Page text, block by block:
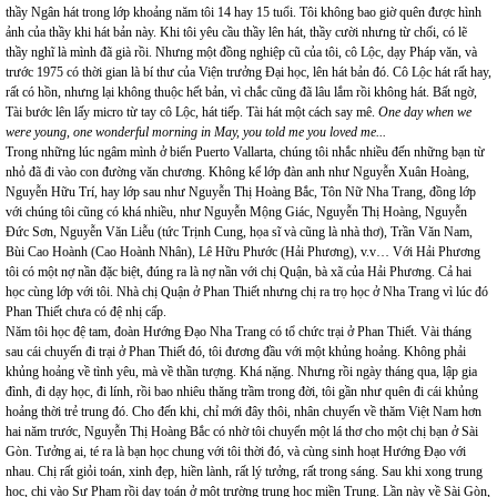
thầy Ngân hát trong lớp khoảng năm tôi 14 hay 15 tuổi. Tôi không bao giờ quên được hình
ảnh của thầy khi hát bản này. Khi tôi yêu cầu thầy lên hát, thầy cười nhưng từ chối, có lẽ
thầy nghĩ là mình đã già rồi. Nhưng một đồng nghiệp cũ của tôi, cô Lộc, dạy Pháp văn, và
trước 1975 có thời gian là bí thư của Viện trưởng Đại học, lên hát bản đó. Cô Lộc hát rất hay,
rất có hồn, nhưng lại không thuộc hết bản, vì chắc cũng đã lâu lắm rồi không hát. Bất ngờ,
Tài bước lên lấy micro từ tay cô Lộc, hát tiếp. Tài hát một cách say mê. One day when we
were young, one wonderful morning in May, you told me you loved me...
Trong những lúc ngâm mình ở biển Puerto Vallarta, chúng tôi nhắc nhiều đến những bạn từ
nhỏ đã đi vào con đường văn chương. Không kể lớp đàn anh như Nguyễn Xuân Hoàng,
Nguyễn Hữu Trí, hay lớp sau như Nguyễn Thị Hoàng Bắc, Tôn Nữ Nha Trang, đồng lớp
với chúng tôi cũng có khá nhiều, như Nguyễn Mộng Giác, Nguyễn Thị Hoàng, Nguyễn
Đức Sơn, Nguyễn Văn Liễu (tức Trịnh Cung, họa sĩ và cũng là nhà thơ), Trần Văn Nam,
Bùi Cao Hoành (Cao Hoành Nhân), Lê Hữu Phước (Hải Phương), v.v… Với Hải Phương
tôi có một nợ nần đặc biệt, đúng ra là nợ nần với chị Quận, bà xã của Hải Phương. Cả hai
học cùng lớp với tôi. Nhà chị Quận ở Phan Thiết nhưng chị ra trọ học ở Nha Trang vì lúc đó
Phan Thiết chưa có đệ nhị cấp.
Năm tôi học đệ tam, đoàn Hướng Đạo Nha Trang có tổ chức trại ở Phan Thiết. Vài tháng
sau cái chuyến đi trại ở Phan Thiết đó, tôi đương đầu với một khủng hoảng. Không phải
khủng hoảng về tình yêu, mà về thần tượng. Khá nặng. Nhưng rồi ngày tháng qua, lập gia
đình, đi dạy học, đi lính, rồi bao nhiêu thăng trầm trong đời, tôi gần như quên đi cái khủng
hoảng thời trẻ trung đó. Cho đến khi, chỉ mới đây thôi, nhân chuyến về thăm Việt Nam hơn
hai năm trước, Nguyễn Thị Hoàng Bắc có nhờ tôi chuyển một lá thơ cho một chị bạn ở Sài
Gòn. Tưởng ai, té ra là bạn học chung với tôi thời đó, và cùng sinh hoạt Hướng Đạo với
nhau. Chị rất giỏi toán, xinh đẹp, hiền lành, rất lý tưởng, rất trong sáng. Sau khi xong trung
học, chị vào Sư Phạm rồi dạy toán ở một trường trung học miền Trung. Lần này về Sài Gòn,